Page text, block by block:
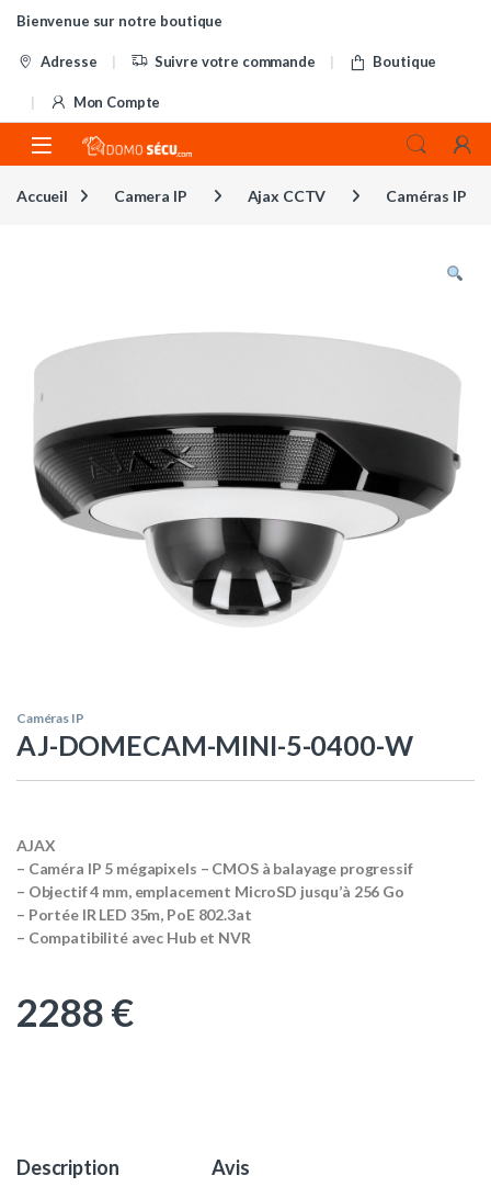
Skip to navigation
Skip to content
Bienvenue sur notre boutique
Adresse Suivre votre commande Boutique
Mon Compte
Accueil Camera IP Ajax CCTV Caméras IP
Caméras IP
AJ-DOMECAM-MINI-5-0400-W
AJAX
– Caméra IP 5 mégapixels – CMOS à balayage progressif
– Objectif 4 mm, emplacement MicroSD jusqu’à 256 Go
– Portée IR LED 35m, PoE 802.3at
– Compatibilité avec Hub et NVR
2288€
Description Avis